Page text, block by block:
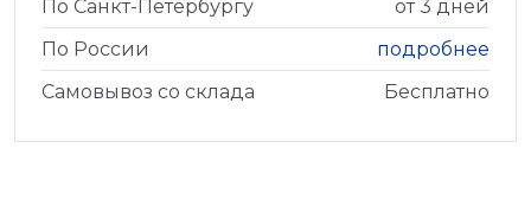
По Санкт-Петербургу
от 3 дней
По России
подробнее
Самовывоз со склада
Бесплатно